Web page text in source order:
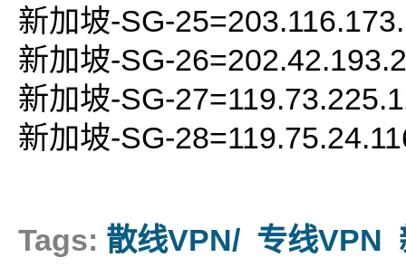
新加坡-SG-
新加坡-SG-26=202.42.193.2
新加坡-SG-
新加坡-SG-
Tags: 散线VPN/ 专线VPN